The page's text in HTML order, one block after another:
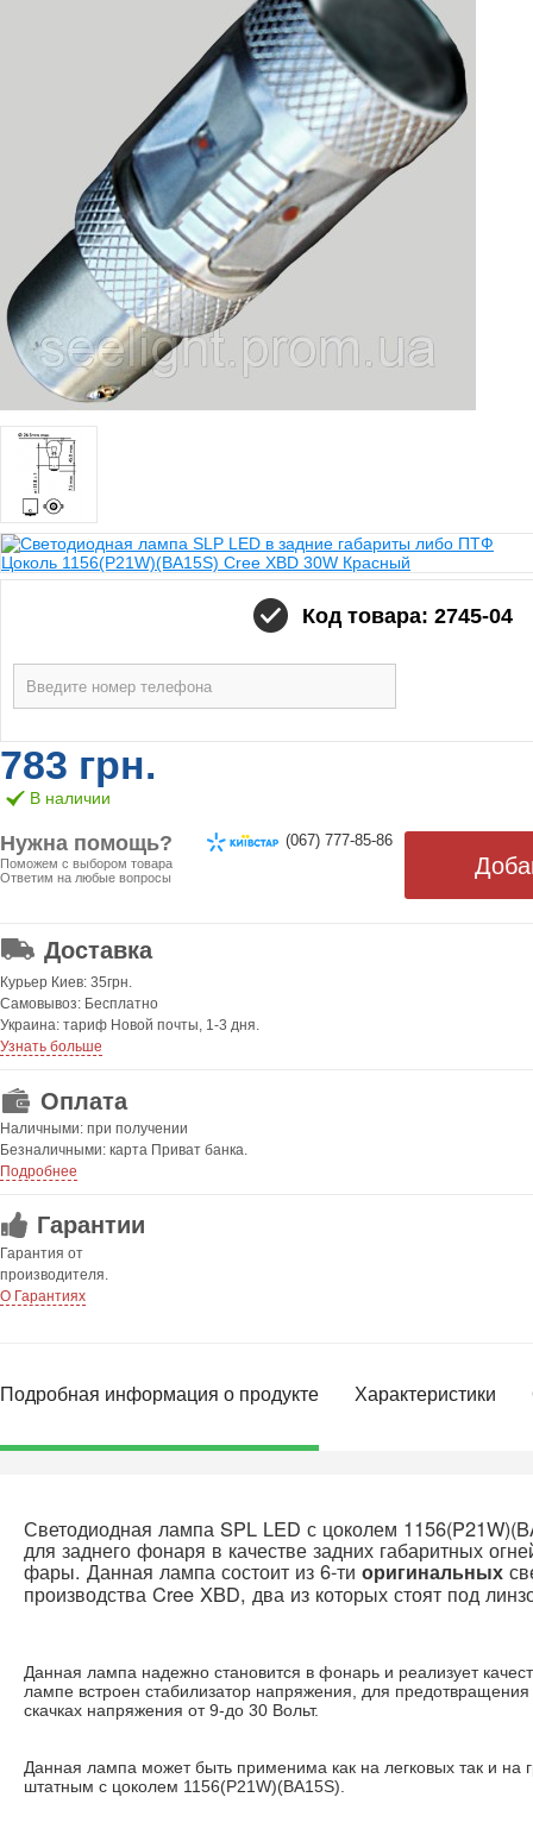
Код товара: 2745-04
783 грн.
В наличии
Нужна помощь?
Поможем с выбором товара
Ответим на любые вопросы
(067) 777-85-86
Доставка
Курьер Киев: 35грн.
Самовывоз: Бесплатно
Украина: тариф Новой почты, 1-3 дня.
Узнать больше
Оплата
Наличными: при получении
Безналичными: карта Приват банка.
Подробнее
Гарантии
Гарантия от
производителя.
О Гарантиях
Подробная информация о продукте Характеристики
Светодиодная лампа SPL LED с цоколем
для заднего фонаря в качестве задних габаритных
фары. Данная лампа состоит из 6-ти оригинальных
производства Cree XBD, два из которых стоят под
Данная лампа надежно становится в фонарь и реализует
лампе встроен стабилизатор напряжения, для
скачках напряжения от 9-до 30 Вольт.
Данная лампа может быть применима как на легковых так и на
штатным с цоколем 1156(P21W)(BA15S).